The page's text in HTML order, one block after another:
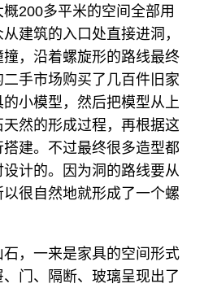
200多平米的空间全部用
建筑的入口处直接进洞，
，沿着螺旋形的路线最终
手市场购买了几百件旧家
小模型，然后把模型从上
然的形成过程，再根据这
建。不过最终很多造型都
计的。因为洞的路线要从
很自然地就形成了一个螺
，一来是家具的空间形式
门、隔断、玻璃呈现出了